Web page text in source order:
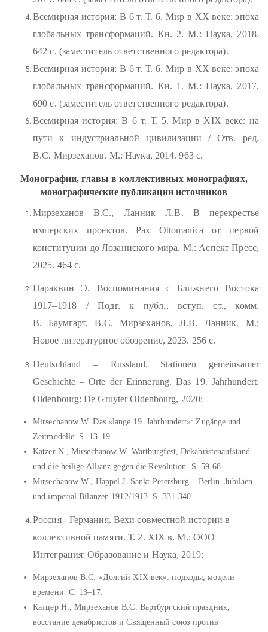
Всемирная история: В 6 т. Т. 6. Мир в XX веке: эпоха
глобальных трансформаций. Кн. 2. М.: Наука, 2018.
642 с. (заместитель ответственного редактора).
Всемирная история: В 6 т. Т. 6. Мир в XX веке: эпоха
глобальных трансформаций. Кн. 1. М.: Наука, 2017.
690 с. (заместитель ответственного редактора).
Всемирная история: В 6 т. Т. 5. Мир в XIX веке: на
пути к индустриальной цивилизации / Отв. ред.
В.С. Мирзеханов. М.: Наука, 2014. 963 с.
Монографии, главы в коллективных монографиях,
монографические публикации источников
Мирзеханов В.С., Ланник Л.В. В перекрестье
имперских проектов. Pax Ottomanica от первой
конституции до Лозаннского мира. М.: Аспект Пресс,
2025. 464 с.
Параквин Э. Воспоминания с Ближнего Востока
1917–1918 / Подг. к публ., вступ. ст., комм.
В. Баумгарт, В.С. Мирзеханов, Л.В. Ланник. М.:
Новое литературное обозрение, 2023. 256 с.
Deutschland – Russland. Stationen gemeinsamer
Geschichte – Orte der Erinnerung. Das 19. Jahrhundert.
Oldenbourg: De Gruyter Oldenbourg, 2020:
Mirsechanow W. Das «lange 19. Jahrhundert»: Zugänge und
Zeitmodelle. S. 13–19.
Katzer N., Mirsechanow W. Wartburgfest, Dekabristenaufstand
und die heilige Allianz gegen die Revolution. S. 59-68
Mirsechanow W., Happel J. Sankt-Petersburg – Berlin. Jubiläen
und imperial Bilanzen 1912/1913. S. 331-340
Россия - Германия. Вехи совместной истории в
коллективной памяти. Т. 2. XIX в. М.: ООО
Интеграция: Образование и Наука, 2019:
Мирзеханов В.С. «Долгий XIX век»: подходы, модели
времени. С. 13–17.
Катцер Н., Мирзеханов В.С. Вартбургский праздник,
восстание декабристов и Священный союз против